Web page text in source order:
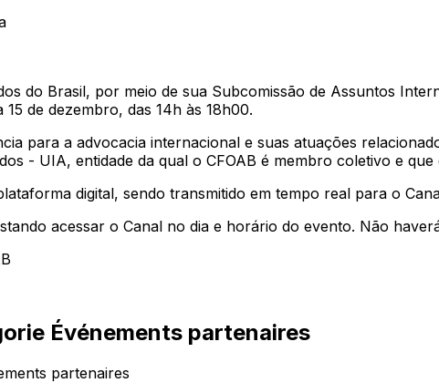
do Brasil, por meio de sua Subcomissão de Assuntos
de dezembro, das 14h às 18h00.
para a advocacia internacional e suas atuações
- UIA, entidade da qual o CFOAB é membro coletivo e
digital, sendo transmitido em tempo real para o
acessar o Canal no dia e horário do evento. Não
Événements partenaires
partenaires